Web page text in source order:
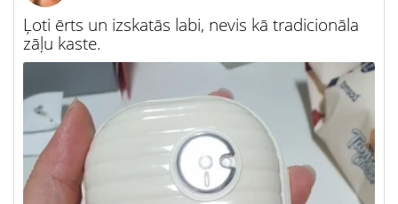
Ļoti ērts un izskatās labi, nevis kā tradicionāla
zāļu kaste.